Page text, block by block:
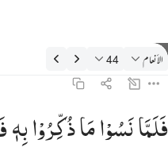
تفسیر: الأنعام 6:44
الأنعام 44
فلما نسوا ما ذكروا به فتحنا عليهم ابواب كل شيء حتى
فَلَمَّا نَسُوا۟ مَا ذُكِّرُوا۟ بِهِۦ فَتَحْنَا عَلَيْهِمْ أَبْوَٰبَ
فَلَمَّانَسُوْامَاذُكِّرُوْابِهٖ